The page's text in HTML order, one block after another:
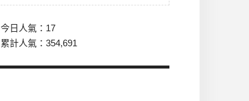
今日人氣： 17
累計人氣： 354,691